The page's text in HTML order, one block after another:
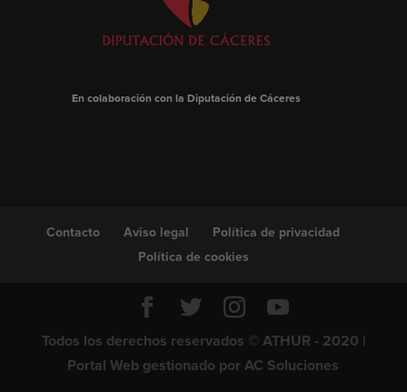
En colaboración con la Diputación de Cáceres
Contacto Aviso legal
Política de privacidad
Política de cookies
Todos los derechos reservados © ATHUR - 2020 |
Portal Web gestionado porAC Soluciones